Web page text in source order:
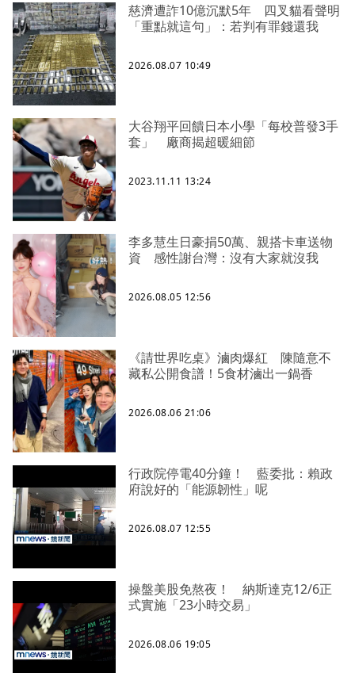
慈濟遭詐10億沉默5年 四叉貓看聲明
「重點就這句」：若判有罪錢還我
2026.08.07 10:49
大谷翔平回饋日本小學「每校普發3手
套」 廠商揭超暖細節
2023.11.11 13:24
李多慧生日豪捐50萬、親搭卡車送物
資 感性謝台灣：沒有大家就沒我
2026.08.05 12:56
《請世界吃桌》滷肉爆紅 陳隨意不
藏私公開食譜！5食材滷出一鍋香
2026.08.06 21:06
行政院停電40分鐘！ 藍委批：賴政
府說好的「能源韌性」呢
2026.08.07 12:55
操盤美股免熬夜！ 納斯達克12/6正
式實施「23小時交易」
2026.08.06 19:05